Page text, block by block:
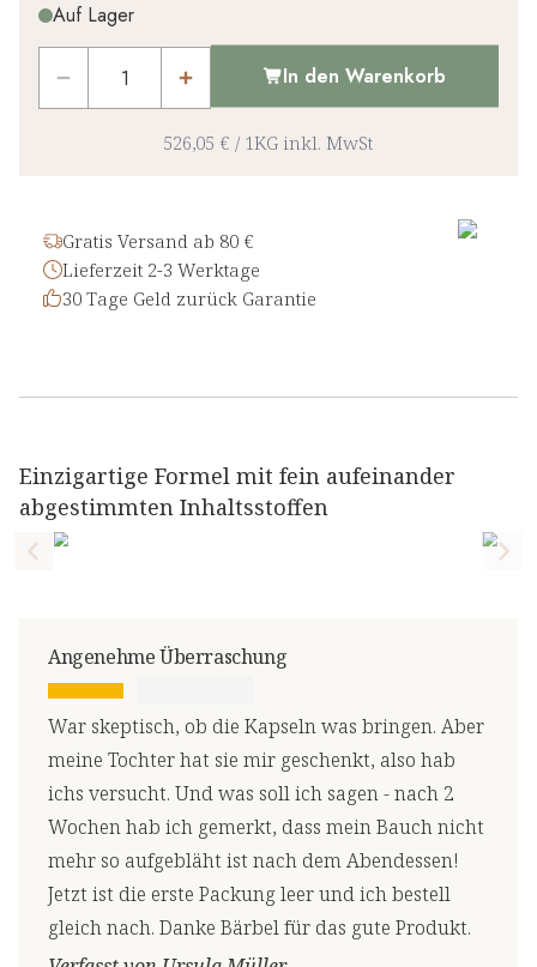
1x
Auf Lager
In den Warenkorb
526,05 € / 1KG inkl. MwSt
Gratis Versand ab 80 €
Lieferzeit 2-3 Werktage
30 Tage Geld zurück Garantie
Einzigartige Formel mit fein aufeinander
abgestimmten Inhaltsstoffen
Previous slide
Angenehme Überraschung
War skeptisch, ob die Kapseln was bringen. Aber
meine Tochter hat sie mir geschenkt, also hab
ichs versucht. Und was soll ich sagen - nach 2
Wochen hab ich gemerkt, dass mein Bauch nicht
mehr so aufgebläht ist nach dem Abendessen!
Jetzt ist die erste Packung leer und ich bestell
gleich nach. Danke Bärbel für das gute Produkt.